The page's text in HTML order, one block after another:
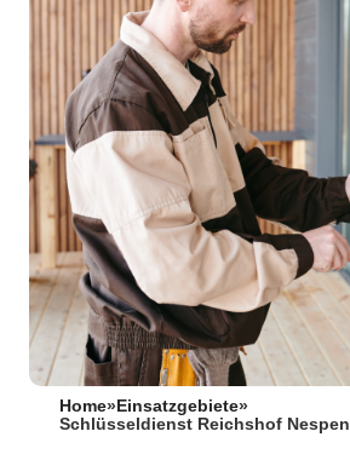
Home» Einsatzgebiete»
Schlüsseldienst Reichshof Nespen